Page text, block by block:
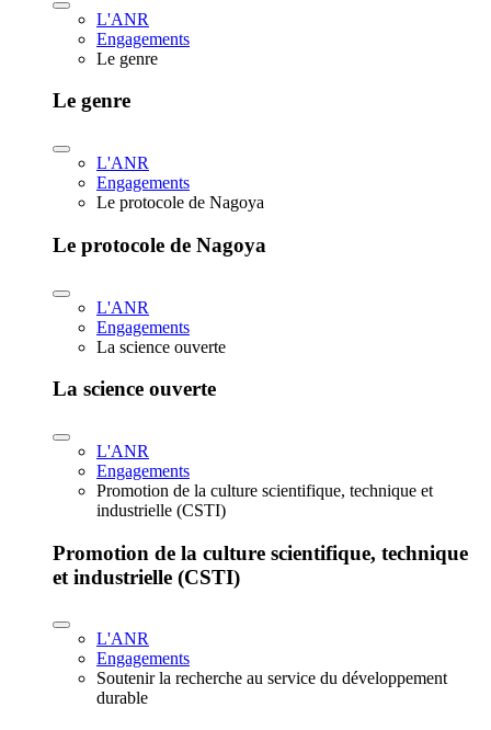
L'ANR
Engagements
Le genre
Le genre
L'ANR
Engagements
Le protocole de Nagoya
Le protocole de Nagoya
L'ANR
Engagements
La science ouverte
La science ouverte
L'ANR
Engagements
Promotion de la culture scientifique, technique et
industrielle (CSTI)
Promotion de la culture scientifique, technique
et industrielle (CSTI)
L'ANR
Engagements
Soutenir la recherche au service du développement
durable